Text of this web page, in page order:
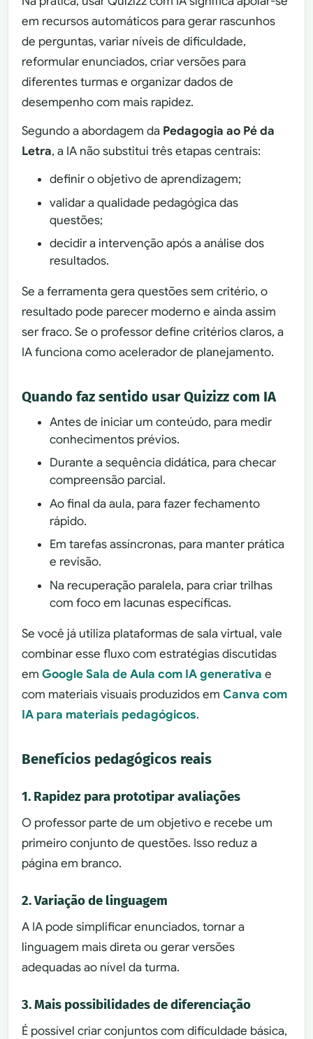
em recursos automáticos para gerar rascunhos
de perguntas, variar níveis de dificuldade,
reformular enunciados, criar versões para
diferentes turmas e organizar dados de
desempenho com mais rapidez.
Segundo a abordagem da Pedagogia ao Pé da
Letra, a IA não substitui três etapas centrais:
definir o objetivo de aprendizagem;
validar a qualidade pedagógica das
questões;
decidir a intervenção após a análise dos
resultados.
Se a ferramenta gera questões sem critério, o
resultado pode parecer moderno e ainda assim
ser fraco. Se o professor define critérios claros, a
IA funciona como acelerador de planejamento.
Quando faz sentido usar Quizizz com IA
Antes de iniciar um conteúdo, para medir
conhecimentos prévios.
Durante a sequência didática, para checar
compreensão parcial.
Ao final da aula, para fazer fechamento
rápido.
Em tarefas assíncronas, para manter prática
e revisão.
Na recuperação paralela, para criar trilhas
com foco em lacunas específicas.
Se você já utiliza plataformas de sala virtual, vale
combinar esse fluxo com estratégias discutidas
emGoogle Sala de Aula com IA generativa e
com materiais visuais produzidos emCanva com
IA para materiais pedagógicos.
Benefícios pedagógicos reais
1. Rapidez para prototipar avaliações
O professor parte de um objetivo e recebe um
primeiro conjunto de questões. Isso reduz a
página em branco.
2. Variação de linguagem
A IA pode simplificar enunciados, tornar a
linguagem mais direta ou gerar versões
adequadas ao nível da turma.
3. Mais possibilidades de diferenciação
É possível criar conjuntos com dificuldade básica,